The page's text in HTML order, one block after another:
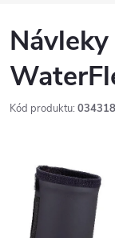
Kód produktu: